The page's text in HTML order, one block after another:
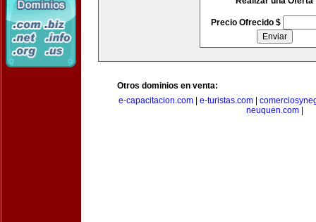
Precio Ofrecido $
Otros dominios en venta:
e-capacitacion.com
e-turistas.com
neuquen.com|